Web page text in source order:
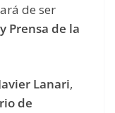
de ser
Prensa de la
Lanari,
de